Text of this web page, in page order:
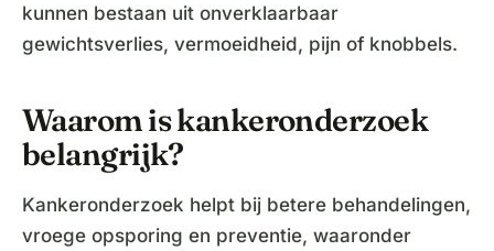
kunnen bestaan uit onverklaarbaar
gewichtsverlies, vermoeidheid, pijn of knobbels.
Waarom is kankeronderzoek
belangrijk?
Kankeronderzoek helpt bij betere behandelingen,
vroege opsporing en preventie, waaronder